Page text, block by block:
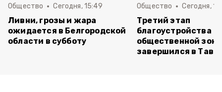
Общество Сегодня, 15:49
Ливни, грозы и жара
ожидается в Белгородской
области в субботу
Общество Сегодня,
Третий этап
благоустройства
общественной
завершился в